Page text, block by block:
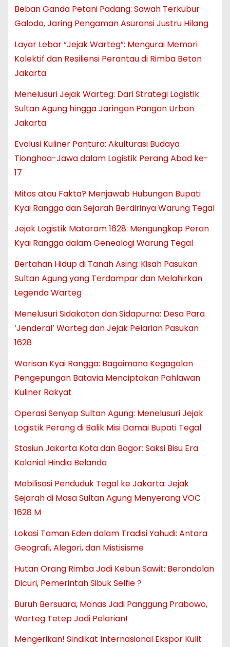
Beban Ganda Petani Padang: Sawah Terkubur
Galodo, Jaring Pengaman Asuransi Justru Hilang
Layar Lebar “Jejak Warteg”: Mengurai Memori
Kolektif dan Resiliensi Perantau di Rimba Beton
Jakarta
Menelusuri Jejak Warteg: Dari Strategi Logistik
Sultan Agung hingga Jaringan Pangan Urban
Jakarta
Evolusi Kuliner Pantura: Akulturasi Budaya
Tionghoa-Jawa dalam Logistik Perang Abad ke-
17
Mitos atau Fakta? Menjawab Hubungan Bupati
Kyai Rangga dan Sejarah Berdirinya Warung Tegal
Jejak Logistik Mataram 1628: Mengungkap Peran
Kyai Rangga dalam Genealogi Warung Tegal
Bertahan Hidup di Tanah Asing: Kisah Pasukan
Sultan Agung yang Terdampar dan Melahirkan
Legenda Warteg
Menelusuri Sidakaton dan Sidapurna: Desa Para
‘Jenderal’ Warteg dan Jejak Pelarian Pasukan
1628
Warisan Kyai Rangga: Bagaimana Kegagalan
Pengepungan Batavia Menciptakan Pahlawan
Kuliner Rakyat
Operasi Senyap Sultan Agung: Menelusuri Jejak
Logistik Perang di Balik Misi Damai Bupati Tegal
Stasiun Jakarta Kota dan Bogor: Saksi Bisu Era
Kolonial Hindia Belanda
Mobilisasi Penduduk Tegal ke Jakarta: Jejak
Sejarah di Masa Sultan Agung Menyerang VOC
1628 M
Lokasi Taman Eden dalam Tradisi Yahudi: Antara
Geografi, Alegori, dan Mistisisme
Hutan Orang Rimba Jadi Kebun Sawit: Berondolan
Dicuri, Pemerintah Sibuk Selfie ?
Buruh Bersuara, Monas Jadi Panggung Prabowo,
Warteg Tetep Jadi Pelarian!
Mengerikan! Sindikat Internasional Ekspor Kulit